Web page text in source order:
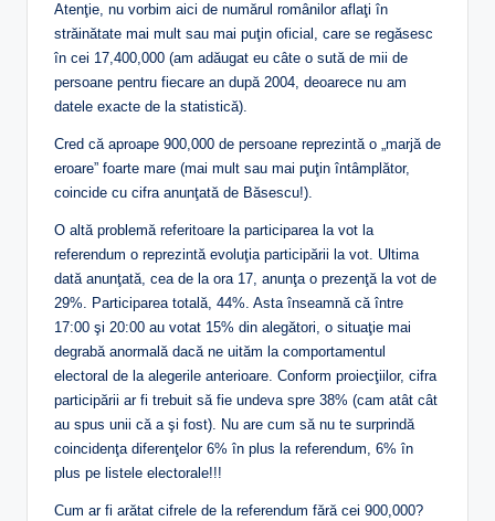
Atenţie, nu vorbim aici de numărul românilor aflaţi în
străinătate mai mult sau mai puţin oficial, care se regăsesc
în cei 17,400,000 (am adăugat eu câte o sută de mii de
persoane pentru fiecare an după 2004, deoarece nu am
datele exacte de la statistică).
Cred că aproape 900,000 de persoane reprezintă o „marjă de
eroare” foarte mare (mai mult sau mai puţin întâmplător,
coincide cu cifra anunţată de Băsescu!).
O altă problemă referitoare la participarea la vot la
referendum o reprezintă evoluţia participării la vot. Ultima
dată anunţată, cea de la ora 17, anunţa o prezenţă la vot de
29%. Participarea totală, 44%. Asta înseamnă că între
17:00 şi 20:00 au votat 15% din alegători, o situaţie mai
degrabă anormală dacă ne uităm la comportamentul
electoral de la alegerile anterioare. Conform proiecţiilor, cifra
participării ar fi trebuit să fie undeva spre 38% (cam atât cât
au spus unii că a şi fost). Nu are cum să nu te surprindă
coincidenţa diferenţelor 6% în plus la referendum, 6% în
plus pe listele electorale!!!
Cum ar fi arătat cifrele de la referendum fără cei 900,000?